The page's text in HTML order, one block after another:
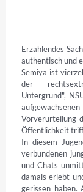
Erzählendes
authentisch und
Semiya ist
der
Untergrund",
Vorverurteilung
Öffentlichkeit
In diesem
verbundenen
und Chats
damals erlebt
gerissen haben.